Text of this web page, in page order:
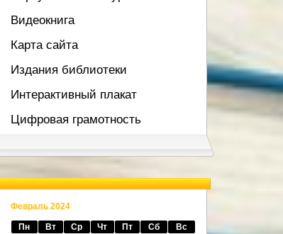
Видеокнига
Карта сайта
Издания библиотеки
Интерактивный плакат
Цифровая грамотность
Февраль 2024
Пн Вт Ср Чт Пт Сб
Вс